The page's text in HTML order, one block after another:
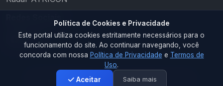
2026 © PM CAMALAÚ. Todos os direitos reservados.
Política de Cookies e Privacidade
Este portal utiliza cookies estritamente necessários para o
funcionamento do site. Ao continuar navegando, você
concorda com nossa Política de Privacidade e Termos de
Uso.
Aceitar
Saiba mais